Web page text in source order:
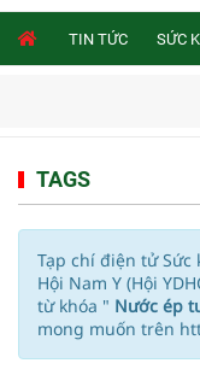
TIN TỨC SỨC
TAGS
Tạp chí điện tử Sức
Hội Nam Y (Hội
từ khóa " Nước ép
mong muốn trên